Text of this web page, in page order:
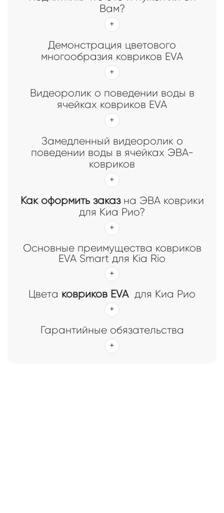
Вам?
Демонстрация цветового
многообразия ковриков EVA
Видеоролик о поведении воды в
ячейках ковриков EVA
Замедленный видеоролик о
поведении воды в ячейках ЭВА-
ковриков
Как оформить заказна ЭВА коврики
для Киа Рио?
Основные преимущества ковриков
EVA Smart для Kia Rio
Цвета ковриков EVAдля Киа Рио
Гарантийные обязательства